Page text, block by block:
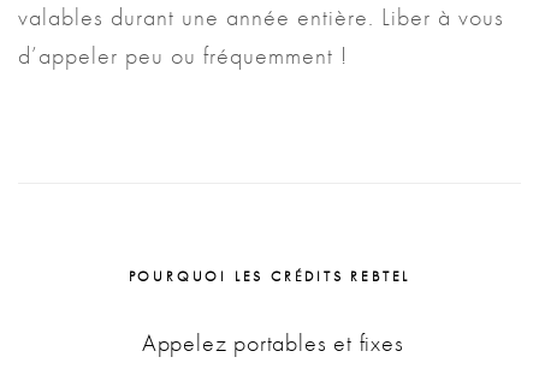
valables durant une année entière. Liber à vous
d’appeler peu ou fréquemment !
POURQUOI LES CRÉDITS REBTEL
Appelez portables et fixes